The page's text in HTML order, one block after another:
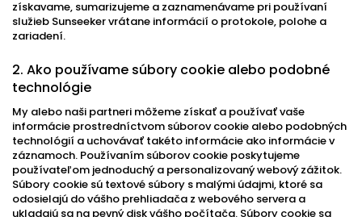
získavame, sumarizujeme a zaznamenávame pri používaní
služieb Sunseeker vrátane informácií o protokole, polohe a
zariadení.
2. Ako používame súbory cookie alebo podobné
technológie
My alebo naši partneri môžeme získať a používať vaše
informácie prostredníctvom súborov cookie alebo podobných
technológií a uchovávať takéto informácie ako informácie v
záznamoch. Používaním súborov cookie poskytujeme
používateľom jednoduchý a personalizovaný webový zážitok.
Súbory cookie sú textové súbory s malými údajmi, ktoré sa
odosielajú do vášho prehliadača z webového servera a
ukladajú sa na pevný disk vášho počítača. Súbory cookie sa